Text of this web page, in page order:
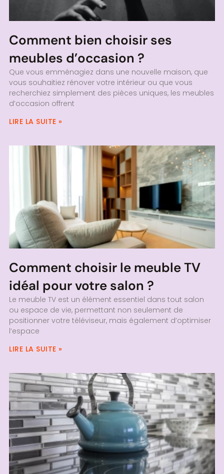
Comment bien choisir ses
meubles d’occasion ?
Que vous emménagiez dans une nouvelle maison, que
vous souhaitiez rénover votre intérieur ou que vous
recherchiez simplement des pièces uniques, les meubles
d’occasion offrent
LIRE LA SUITE »
Comment choisir le meuble TV
idéal pour votre salon ?
Le meuble TV est un élément essentiel dans tout salon
ou espace de vie, permettant non seulement de
positionner votre téléviseur, mais également d’optimiser
l’espace
LIRE LA SUITE »